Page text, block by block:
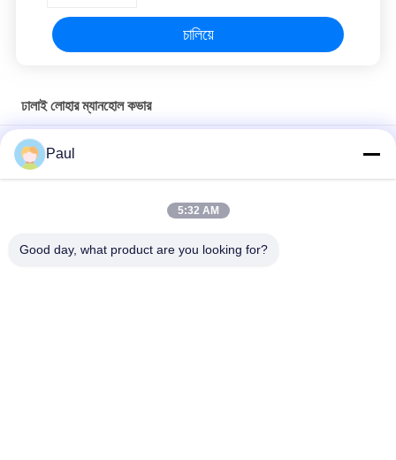
চালিয়ে
ঢালাই লোহার ম্যানহোল কভার
ভারী দায়িত্ব নমনীয় ঢালাই লোহা চ্যানেল ট্রেঞ্চ ড্রেন গ্রিটস ট্রেঞ্চ ড্রেন গ্রিটিং কভার
BS EN124 কাস্ট ডুক্টাইল আয়রন ম্যানহোল কভার GGG500-7 কাঠামোর জন্য ফ্রেম
Paul
5:32 AM
Good day, what product are you looking for?